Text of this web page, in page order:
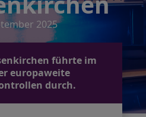
2025
führte im
europaweite
durch.